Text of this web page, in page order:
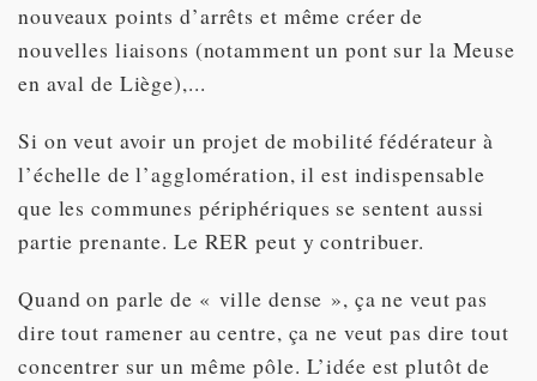
nouveaux points d’arrêts et même créer de
nouvelles liaisons (notamment un pont sur la Meuse
en aval de Liège),...
Si on veut avoir un projet de mobilité fédérateur à
l’échelle de l’agglomération, il est indispensable
que les communes périphériques se sentent aussi
partie prenante. Le RER peut y contribuer.
Quand on parle de « ville dense », ça ne veut pas
dire tout ramener au centre, ça ne veut pas dire tout
concentrer sur un même pôle. L’idée est plutôt de